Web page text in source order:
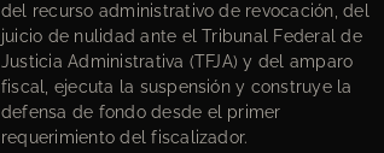
del recurso administrativo de revocación, del
juicio de nulidad ante el Tribunal Federal de
Justicia Administrativa (TFJA) y del amparo
fiscal, ejecuta la suspensión y construye la
defensa de fondo desde el primer
requerimiento del fiscalizador.